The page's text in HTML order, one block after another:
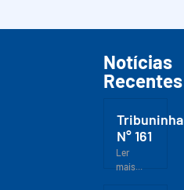
Notícias
Recentes
Tribuninha
N° 161
Ler
mais...